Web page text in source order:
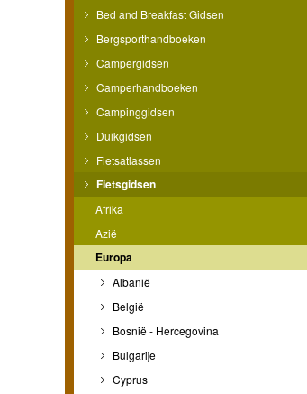
Bed and Breakfast Gidsen
Bergsporthandboeken
Campergidsen
Camperhandboeken
Campinggidsen
Duikgidsen
Fietsatlassen
Fietsgidsen
Afrika
Azië
Europa
Albanië
België
Bosnië - Hercegovina
Bulgarije
Cyprus